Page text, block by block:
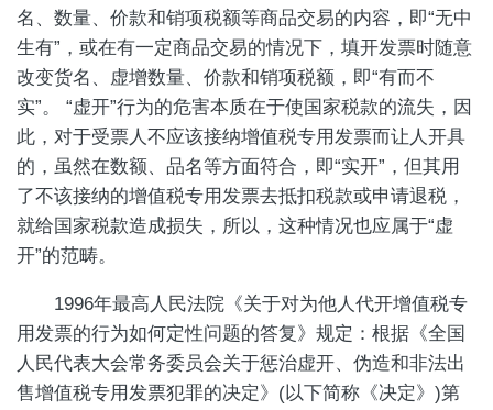
名、数量、价款和销项税额等商品交易的内容，即“无中
生有”，或在有一定商品交易的情况下，填开发票时随意
改变货名、虚增数量、价款和销项税额，即“有而不
实”。 “虚开”行为的危害本质在于使国家税款的流失，因
此，对于受票人不应该接纳增值税专用发票而让人开具
的，虽然在数额、品名等方面符合，即“实开”，但其用
了不该接纳的增值税专用发票去抵扣税款或申请退税，
就给国家税款造成损失，所以，这种情况也应属于“虚
开”的范畴。
1996年最高人民法院《关于对为他人代开增值税专
用发票的行为如何定性问题的答复》规定：根据《全国
人民代表大会常务委员会关于惩治虚开、伪造和非法出
售增值税专用发票犯罪的决定》(以下简称《决定》)第